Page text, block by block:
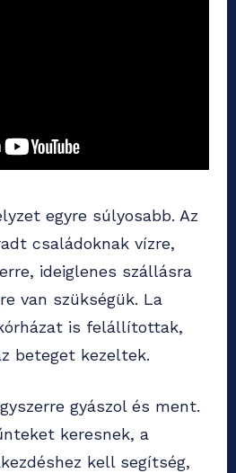
egyre súlyosabb. Az
családoknak vízre,
ideiglenes szállásra
van szükségük. La
is felállítottak,
beteget kezeltek.
gyászol és ment.
keresnek, a
kell segítség,